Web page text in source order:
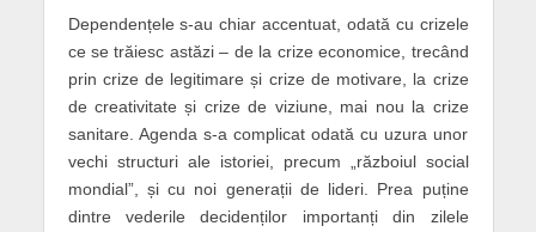
Dependențele s-au chiar accentuat, odată cu crizele
ce se trăiesc astăzi – de la crize economice, trecând
prin crize de legitimare și crize de motivare, la crize
de creativitate și crize de viziune, mai nou la crize
sanitare. Agenda s-a complicat odată cu uzura unor
vechi structuri ale istoriei, precum „războiul social
mondial”, și cu noi generații de lideri. Prea puține
dintre vederile decidenților importanți din zilele